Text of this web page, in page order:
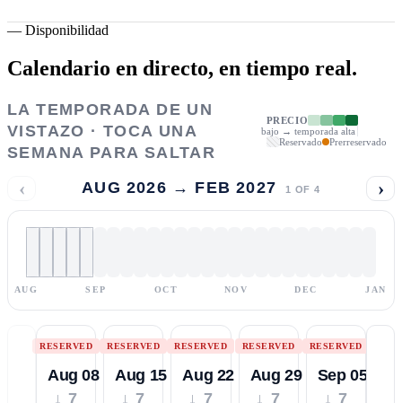
— Disponibilidad
Calendario en directo, en tiempo real.
LA TEMPORADA DE UN
VISTAZO · TOCA UNA
SEMANA PARA SALTAR
PRECIO
bajo → temporada alta
Reservado
Prerreservado
‹ AUG 2026 → FEB 2027 1 OF 4 ›
AUG SEP OCT NOV DEC JAN
RESERVED
Aug 08
↓ 7
RESERVED
Aug 15
↓ 7
RESERVED
Aug 22
↓ 7
RESERVED
Aug 29
↓ 7
RESERVED
Sep 05
↓ 7